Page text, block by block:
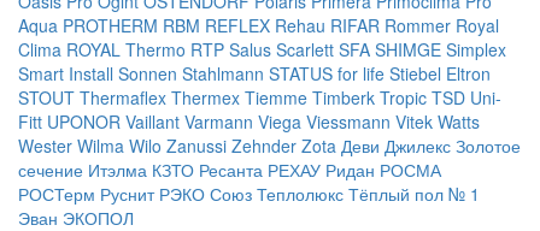
Aqua PROTHERM RBM REFLEX Rehau RIFAR Rommer Royal
Clima ROYAL Thermo RTP Salus Scarlett SFA SHIMGE Simplex
Smart Install Sonnen Stahlmann STATUS for life Stiebel Eltron
STOUT Thermaflex Thermex Tiemme Timberk Tropic TSD Uni-
Fitt UPONOR Vaillant Varmann Viega Viessmann Vitek Watts
Wester Wilma Wilo Zanussi Zehnder Zota Деви Джилекс Золотое
сечение Итэлма КЗТО Ресанта РЕХАУ Ридан РОСМА
РОСТерм Руснит РЭКО Союз Теплолюкс Тёплый пол № 1
Эван ЭКОПОЛ